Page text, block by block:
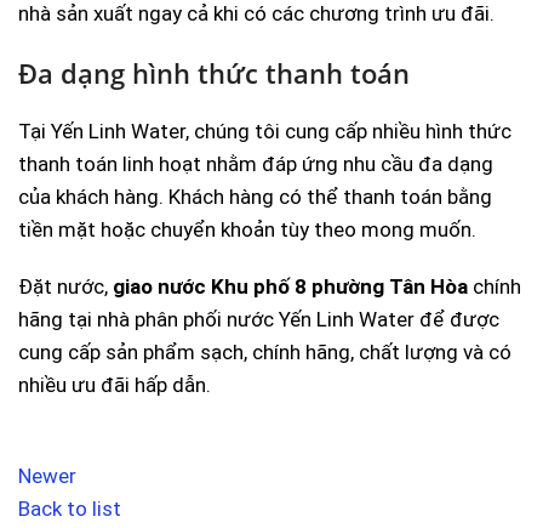
nhà sản xuất ngay cả khi có các chương trình ưu đãi.
Đa dạng hình thức thanh toán
Tại Yến Linh Water, chúng tôi cung cấp nhiều hình thức
thanh toán linh hoạt nhằm đáp ứng nhu cầu đa dạng
của khách hàng. Khách hàng có thể thanh toán bằng
tiền mặt hoặc chuyển khoản tùy theo mong muốn.
Đặt nước, giao nước Khu phố 8 phường Tân Hòa chính
hãng tại nhà phân phối nước Yến Linh Water để được
cung cấp sản phẩm sạch, chính hãng, chất lượng và có
nhiều ưu đãi hấp dẫn.
Newer
Back to list